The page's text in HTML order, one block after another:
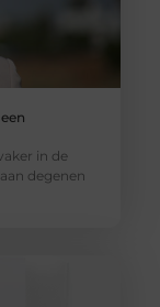
in de
degenen